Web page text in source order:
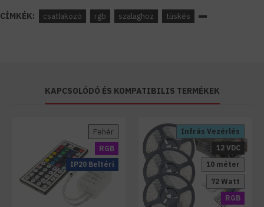
CÍMKÉK: csatlakozó rgb szalaghoz tüskés
KAPCSOLÓDÓ ÉS KOMPATIBILIS TERMÉKEK
RGB
IP20 Beltéri
Fehér
RGB
Infrás Vezérlés
12 VDC
10 méter
72 Watt